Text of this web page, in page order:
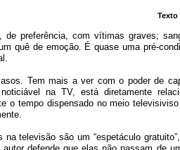
Texto
preferência, com vítimas graves;
quê de emoção. É quase uma pré-
Tem mais a ver com o poder de
na TV, está diretamente
tempo dispensado no meio televisiviso
televisão são um “espetáculo